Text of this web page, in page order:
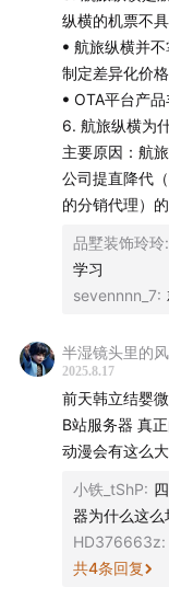
运营：George
后期：沁茗
封面设计：饭团
商业内容策划：
声动活泼商业化
（实习）
链接直达声动商务
加入我们：声动活
习生和市场部门
等，工作地点北
；
听众投稿：如果你
纵横的机票不
ꔷ 航旅纵横并
制定差异化价
ꔷ OTA平台产
6. 航旅纵横为
主要原因：航
公司提直降代
的分销代理）
品墅装饰玲玲:
学习
sevennnn_7:
半湿镜头里的
2025.8.17
前天韩立结婴
B站服务器 真
动漫会有这么
小铁_tShP:
器为什么这么
HD376663z:
共4条回复